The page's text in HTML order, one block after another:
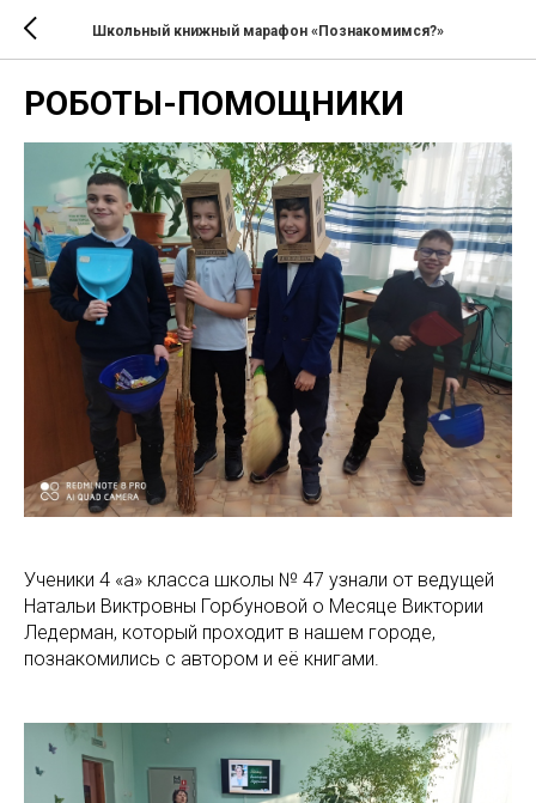
Школьный книжный марафон «Познакомимся?»
РОБОТЫ-ПОМОЩНИКИ
Ученики 4 «а» класса школы № 47 узнали от ведущей
Натальи Виктровны Горбуновой о Месяце Виктории
Ледерман, который проходит в нашем городе,
познакомились с автором и её книгами.